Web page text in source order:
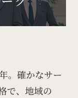
。確かなサー
で、地域の